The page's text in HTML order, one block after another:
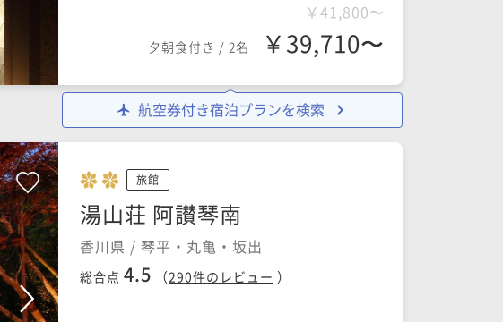
￥41,800〜
夕朝食付き / 2名 ￥39,710〜
航空券付き宿泊プランを検索
旅館
湯山荘 阿讃琴南
香川県 / 琴平・丸亀・坂出
総合点 4.5 （290件のレビュー ）